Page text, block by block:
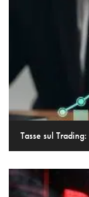
Tasse sul